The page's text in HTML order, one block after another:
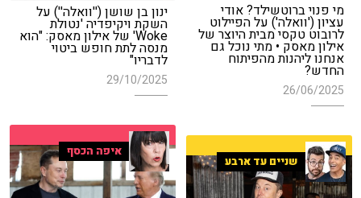
ינון בן שושן (''וואלה'') על
השקת ויקיפדיה 'נטולת
Woke' של אילון מאסק: "הוא
מנסה לתת חופש ביטוי
לדבריו"
29/10/2025
מי פנוי ברוטשילד? אודי
עציון ('וואלה') על הפיילוט
לרובוט טקסי מבית היוצר של
אילון מאסק • מתי נוכל גם
אנחנו ליהנות מהפיתוח
החדש?
26/06/2025
איפה הכסף
שניים עד ארבע